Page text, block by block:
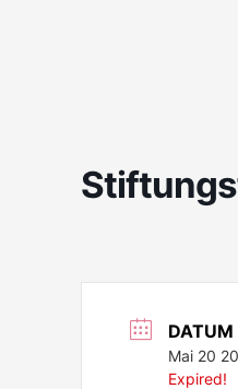
DATUM
Mai 20
Expired!